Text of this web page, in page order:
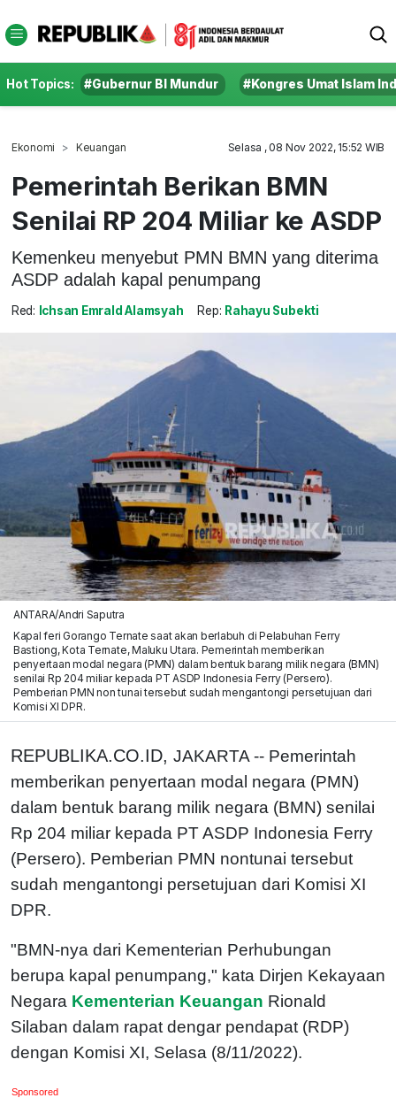
Hot Topics: #Gubernur BI Mundur #Kongres Umat Islam
Ekonomi Keuangan Selasa , 08 Nov 2022, 15:52 WIB
Pemerintah Berikan BMN
Senilai RP 204 Miliar ke ASDP
Kemenkeu menyebut PMN BMN yang diterima
ASDP adalah kapal penumpang
Red: Ichsan Emrald Alamsyah Rep: Rahayu Subekti
ANTARA/Andri Saputra
Kapal feri Gorango Ternate saat akan berlabuh di Pelabuhan Ferry
Bastiong, Kota Ternate, Maluku Utara. Pemerintah memberikan
penyertaan modal negara (PMN) dalam bentuk barang milik negara (BMN)
senilai Rp 204 miliar kepada PT ASDP Indonesia Ferry (Persero).
Pemberian PMN non tunai tersebut sudah mengantongi persetujuan dari
Komisi XI DPR.
REPUBLIKA.CO.ID, JAKARTA -- Pemerintah
memberikan penyertaan modal negara (PMN)
dalam bentuk barang milik negara (BMN) senilai
Rp 204 miliar kepada PT ASDP Indonesia Ferry
(Persero). Pemberian PMN nontunai tersebut
sudah mengantongi persetujuan dari Komisi XI
DPR.
"BMN-nya dari Kementerian Perhubungan
berupa kapal penumpang," kata Dirjen Kekayaan
Negara Kementerian Keuangan Rionald
Silaban dalam rapat dengar pendapat (RDP)
dengan Komisi XI, Selasa (8/11/2022).
Sponsored